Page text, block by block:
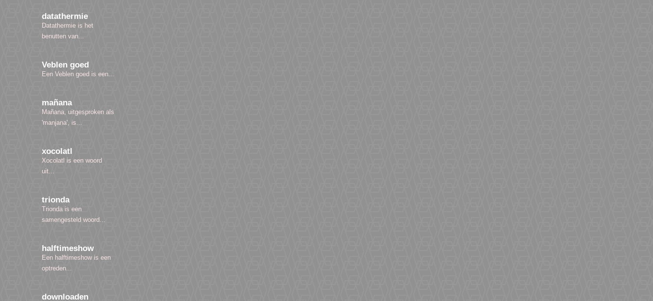
datathermie
Datathermie is het
benutten van...
Veblen goed
Een Veblen goed is een...
mañana
Mañana, uitgesproken als
'manjana', is...
xocolatl
Xocolatl is een woord
uit...
trionda
Trionda is een
samengesteld woord...
halftimeshow
Een halftimeshow is een
optreden...
downloaden